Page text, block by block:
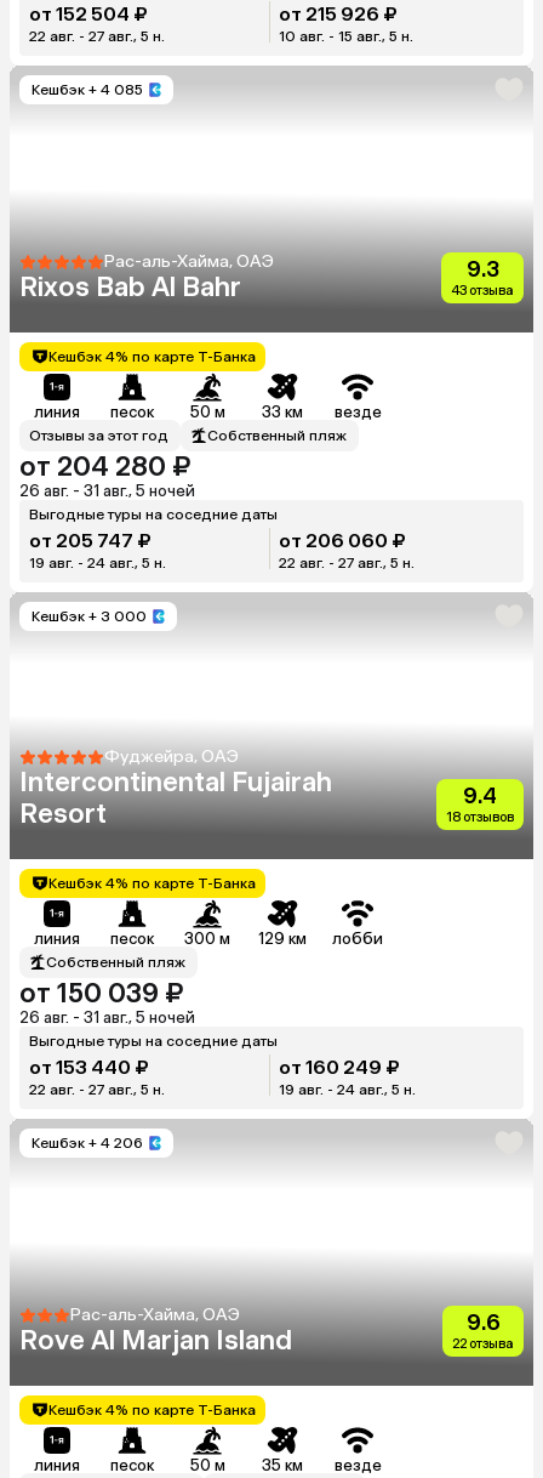
от 152 504 ₽
22 авг. - 27 авг., 5 н.
от 215 926 ₽
10 авг. - 15 авг., 5 н.
Кешбэк + 4 085
Рас-аль-Хайма, ОАЭ
Rixos Bab Al Bahr
9.3
43 отзыва
Кешбэк 4% по карте Т-Банка
линия песок 50 м 33 км везде
Отзывы за этот год Собственный пляж
от 204 280 ₽
26 авг. - 31 авг., 5 ночей
Выгодные туры на соседние даты
от 205 747 ₽
19 авг. - 24 авг., 5 н.
от 206 060 ₽
22 авг. - 27 авг., 5 н.
Кешбэк + 3 000
Фуджейра, ОАЭ
Intercontinental Fujairah
Resort
9.4
18 отзывов
Кешбэк 4% по карте Т-Банка
линия песок 300 м 129 км лобби
Собственный пляж
от 150 039 ₽
26 авг. - 31 авг., 5 ночей
Выгодные туры на соседние даты
от 153 440 ₽
22 авг. - 27 авг., 5 н.
от 160 249 ₽
19 авг. - 24 авг., 5 н.
Кешбэк + 4 206
Рас-аль-Хайма, ОАЭ
Rove Al Marjan Island
9.6
22 отзыва
Кешбэк 4% по карте Т-Банка
линия песок 50 м 35 км везде